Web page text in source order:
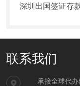
深圳出国签证存
联系我们
承接全球代